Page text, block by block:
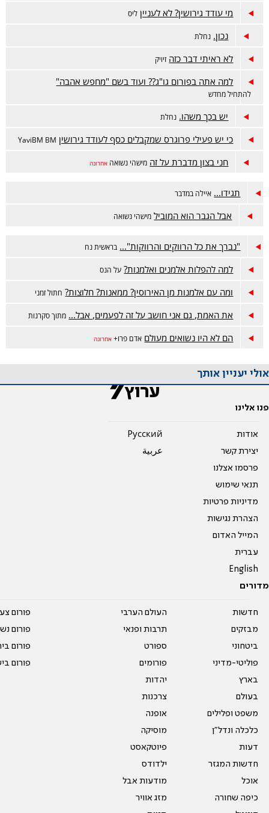
מי עודד גירושין? לא לעניין ליס
נכון. נחלת
לא ראיתי דבר כזה זיויק
למה אתה בפורום גו"ג?? ועוד בשם "מחפש אהבה"
להתחיל מחדש
יש בכך משהו. נחלת
כי יש פעילי פרוגרס שמקבלים כסף לעודד גירושין YaviBM BM
חני בצון מדברת על זה מישהי נשואה אחרונה
תגידו... איילה במדבר
אבל הגבר הוא המוביל מישהי נשואה
"נברך את כל הרווקים והרווקות"... בראשית נח
למה להפלות אלמנים ואלמנות? על הנס
ומה עם אלמנות מן האירוסין? ממאנות? חלוצות? חתול זמני
את האמת, גם אני חושב על זה לפעמים, אבל... מתוך סקרנות
הם לא היו נשואים מעולם אדם פרו+ אחרונה
אולי יעניין אותך
פנו אלינו
אודות
יצירת קשר
פרסמו אצלנו
תנאי שימוש
מדיניות פרטיות
הצהרת נגישות
המייל האדום
עברית
English
Pусский
عربية
מדורים
חדשות
מבזקים
ביטחוני
פוליטי-מדיני
בארץ
בעולם
משפט ופלילים
כלכלה ונדל"ן
דעות
חדשות המגזר
אוכל
כיפה שחורה
העולם הערבי
תרבות ופנאי
ספורט
פורומים
יהדות
צרכנות
אופנה
מוסיקה
פיוטקאסט
ילדודס
מודעות אבל
מזג אוויר
פורום
פורום
פורום
פורום